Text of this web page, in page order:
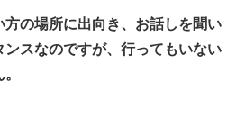
方の場所に出向き、お話しを聞い
スなのですが、行ってもいない